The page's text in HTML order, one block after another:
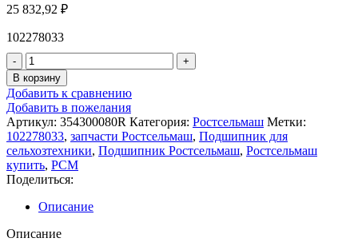
25 832,92 ₽
102278033
В корзину
Добавить к сравнению
Добавить в пожелания
Артикул: 354300080R Категория: Ростсельмаш Метки:
102278033, запчасти Ростсельмаш, Подшипник для
сельхозтехники, Подшипник Ростсельмаш, Ростсельмаш
купить, РСМ
Поделиться:
Описание
Описание